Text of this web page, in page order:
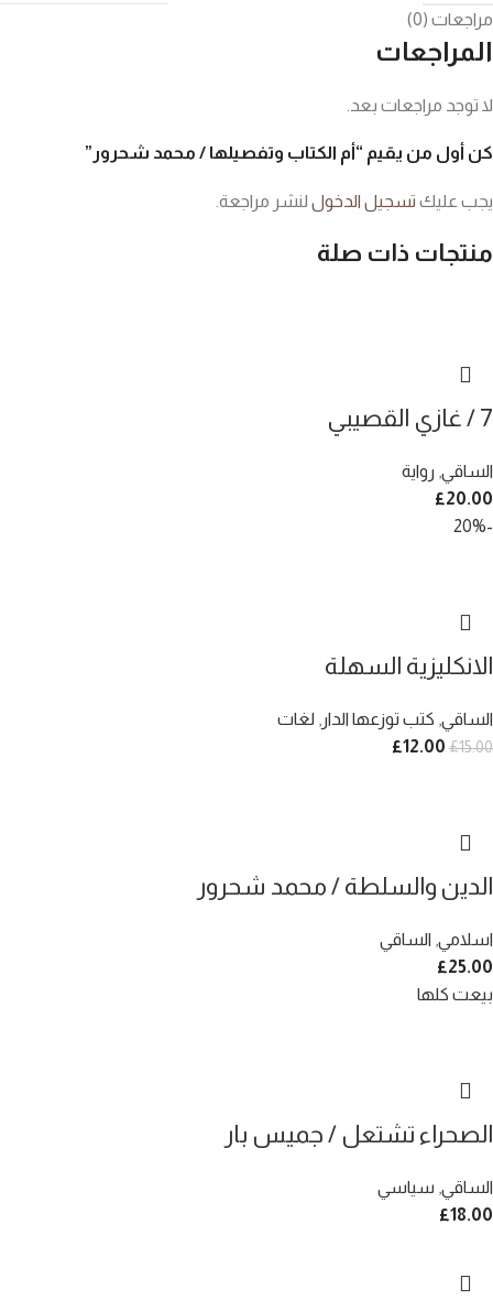
مراجعات (0)
المراجعات
لا توجد مراجعات بعد.
كن أول من يقيم “أم الكتاب وتفصيلها / محمد شحرور”
يجب عليك تسجيل الدخول لنشر مراجعة.
منتجات ذات صلة
7 / غازي القصيبي
الساقي رواية
£20.00
-20%
الانكليزية السهلة
الساقي كتب توزعها الدار لغات
£15.00
£12.00
الدين والسلطة / محمد شحرور
اسلامي الساقي
£25.00
بيعت كلها
الصحراء تشتعل / جميس بار
الساقي سياسي
£18.00